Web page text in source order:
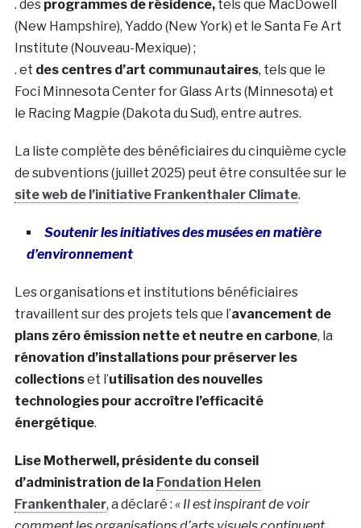
. des programmes de résidence,tels que MacDowell
(New Hampshire), Yaddo (New York) et le Santa Fe Art
Institute (Nouveau-Mexique) ;
. et des centres d’art communautaires, tels que le
Foci Minnesota Center for Glass Arts (Minnesota) et
le Racing Magpie (Dakota du Sud), entre autres.
La liste complète des bénéficiaires du cinquième cycle
de subventions (juillet 2025) peut être consultée sur le
site web de l’initiative Frankenthaler Climate.
Soutenir les initiatives des musées en matière
d’environnement
Les organisations et institutions bénéficiaires
travaillent sur des projets tels que l’avancement de
plans zéro émission nette et neutre en carbone, la
rénovation d’installations pour préserver les
collectionset l’utilisation des nouvelles
technologies pour accroître l’efficacité
énergétique.
Lise Motherwell, présidente du conseil
d’administration de la Fondation Helen
Frankenthaler, a déclaré : « Il est inspirant de voir